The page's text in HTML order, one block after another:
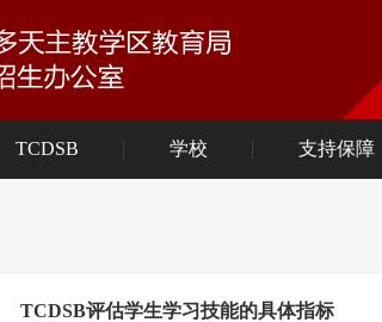
TCDSB 学校 支持保障
TCDSB评估学生学习技能的具体指标